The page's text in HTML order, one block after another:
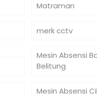
Matraman
merk cctv
Mesin Absensi
Belitung
Mesin Absensi